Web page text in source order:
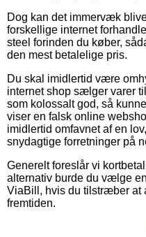
Dog kan det immervæk
forskellige internet
steel forinden du køber,
den mest betalelige pris.
Du skal imidlertid være
internet shop sælger varer
som kolossalt god, så
viser en falsk online
imidlertid omfavnet af en
snydagtige forretninger på
Generelt foreslår vi
alternativ burde du vælge
ViaBill, hvis du tilstræber at
fremtiden.